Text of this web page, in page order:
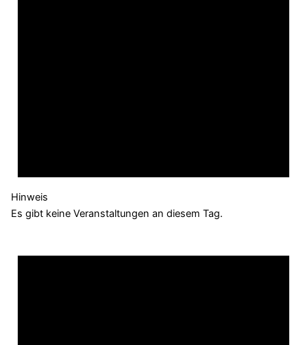
Hinweis
Es gibt keine Veranstaltungen an diesem Tag.